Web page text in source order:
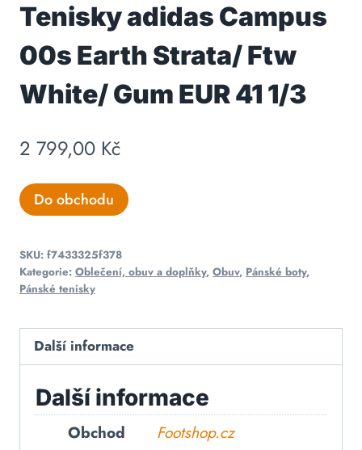
Tenisky adidas Campus
00s Earth Strata/ Ftw
White/ Gum EUR 41 1/3
2 799,00 Kč
Do obchodu
SKU: f7433325f378
Kategorie: Oblečení, obuv a doplňky, Obuv, Pánské boty,
Pánské tenisky
Další informace
Další informace
Obchod
Footshop.cz